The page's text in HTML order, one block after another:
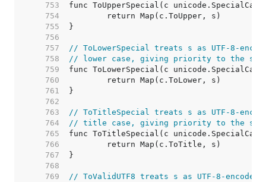
   753
   754
   755
   756
   757
// ToLowerSpecial treats s as UTF-8-
   758
// lower case, giving priority to the
   759
   760
   761
   762
   763
// ToTitleSpecial treats s as UTF-8-
   764
// title case, giving priority to the
   765
   766
   767
   768
   769
// ToValidUTF8 treats s as UTF-8-